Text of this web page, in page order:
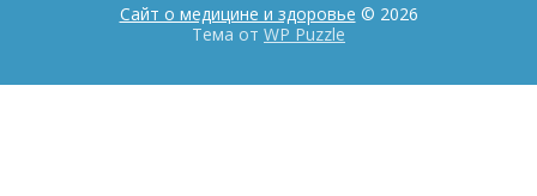
Сайт о медицине и здоровье © 2026
Тема от WP Puzzle